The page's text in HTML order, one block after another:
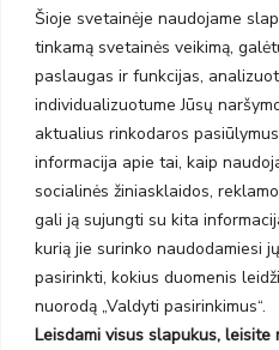
Šioje svetainėje naudojame
tinkamą svetainės veikimą,
paslaugas ir funkcijas,
individualizuotume Jūsų
aktualius rinkodaros
informacija apie tai, kaip
socialinės žiniasklaidos,
gali ją sujungti su kita
kurią jie surinko naudodamiesi
pasirinkti, kokius duomenis
nuorodą „Valdyti pasirinkimus“.
Leisdami visus slapukus, leisite
Taikos pr. 141
PC BIG 2, Klaipėda
Šilutės pl. 35
PC Banginis, Klaipėda
NAUJIENLAIŠKIS
Prenumeruokite ir gaukite
leidimo kolekcijas.